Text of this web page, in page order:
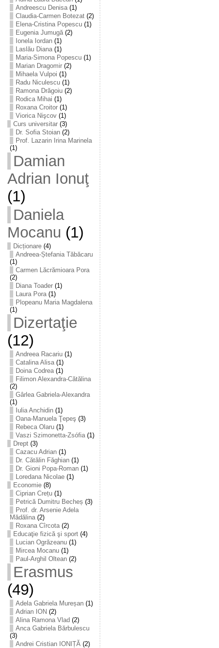
Andreescu Denisa(1)
Claudia-Carmen Botezat(2)
Elena-Cristina Popescu(1)
Eugenia Jumugă(2)
Ionela Iordan(1)
Laslău Diana(1)
Maria-Simona Popescu(1)
Marian Dragomir(2)
Mihaela Vulpoi (1)
Radu Niculescu(1)
Ramona Drăgoiu(2)
Rodica Mihai (1)
Roxana Croitor(1)
Viorica Nişcov(1)
Curs universitar(3)
Dr. Sofia Stoian(2)
Prof. Lazarin Irina Marinela
(1)
Damian
Adrian Ionuţ
(1)
Daniela
Mocanu (1)
Dicționare(4)
Andreea-Ștefania Tăbăcaru
(1)
Carmen Lăcrămioara Pora
(2)
Diana Toader(1)
Laura Pora(1)
Plopeanu Maria Magdalena
(1)
Dizertaţie
(12)
Andreea Racariu(1)
Catalina Alisa(1)
Doina Codrea(1)
Filimon Alexandra-Cătălina
(2)
Gârlea Gabriela-Alexandra
(1)
Iulia Anchidin(1)
Oana-Manuela Ţepeş (3)
Rebeca Olaru(1)
Vaszi Szimonetta-Zsófia(1)
Drept(3)
Cazacu Adrian(1)
Dr. Cătălin Făghian(1)
Dr. Gioni Popa-Roman(1)
Loredana Nicolae(1)
Economie(8)
Ciprian Crețu(1)
Petrică Dumitru Becheș (3)
Prof. dr. Arsenie Adela
Mădălina(2)
Roxana Cîrcota(2)
Educaţie fizică şi sport(4)
Lucian Ogrăzeanu(1)
Mircea Mocanu(1)
Paul-Arghil Oltean(2)
Erasmus
(49)
Adela Gabriela Mureșan(1)
Adrian ION (2)
Alina Ramona Vlad (2)
Anca Gabriela Bărbulescu
(3)
Andrei Cristian IONIȚĂ(2)